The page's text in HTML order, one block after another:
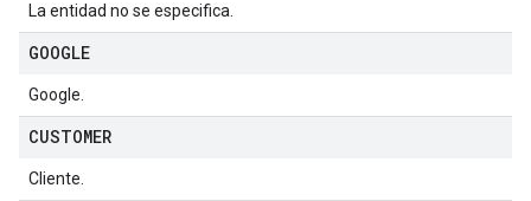
La entidad no se especifica.
GOOGLE
Google.
CUSTOMER
Cliente.